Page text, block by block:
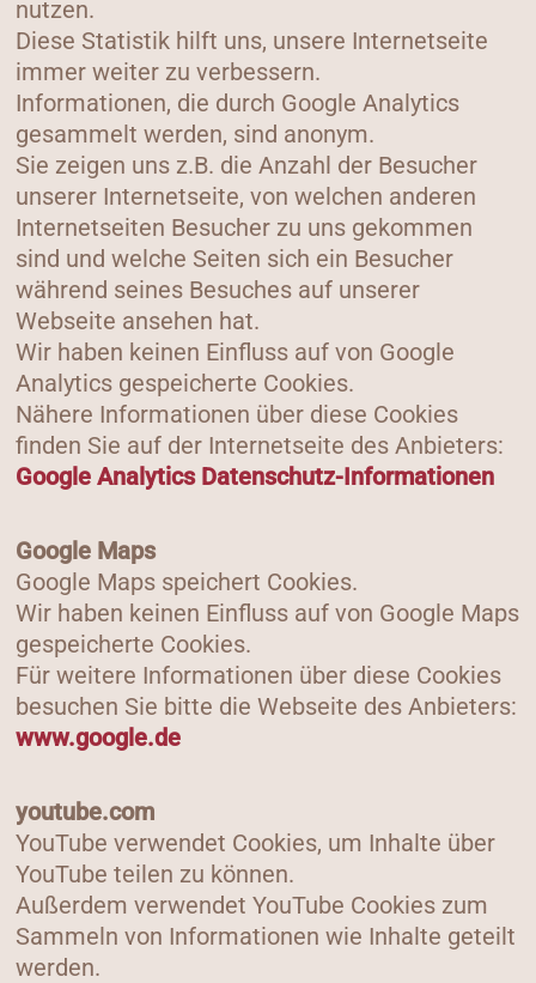
nutzen.
Diese Statistik hilft uns, unsere Internetseite
immer weiter zu verbessern.
Informationen, die durch Google Analytics
gesammelt werden, sind anonym.
Sie zeigen uns z.B. die Anzahl der Besucher
unserer Internetseite, von welchen anderen
Internetseiten Besucher zu uns gekommen
sind und welche Seiten sich ein Besucher
während seines Besuches auf unserer
Webseite ansehen hat.
Wir haben keinen Einfluss auf von Google
Analytics gespeicherte Cookies.
Nähere Informationen über diese Cookies
finden Sie auf der Internetseite des Anbieters:
Google Analytics Datenschutz-Informationen
Google Maps
Google Maps speichert Cookies.
Wir haben keinen Einfluss auf von Google Maps
gespeicherte Cookies.
Für weitere Informationen über diese Cookies
besuchen Sie bitte die Webseite des Anbieters:
www.google.de
youtube.com
YouTube verwendet Cookies, um Inhalte über
YouTube teilen zu können.
Außerdem verwendet YouTube Cookies zum
Sammeln von Informationen wie Inhalte geteilt
werden.